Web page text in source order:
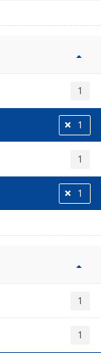
1
1
1
1
1
1